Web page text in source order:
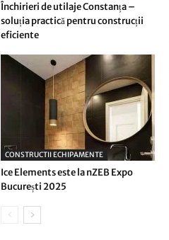
Închirieri de utilaje Constanța –
soluția practică pentru construcții
eficiente
CONSTRUCTII ECHIPAMENTE
Ice Elements este la nZEB Expo
București 2025